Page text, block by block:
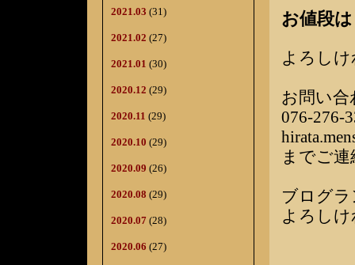
2021.03 (31)
2021.02 (27)
2021.01 (30)
2020.12 (29)
2020.11 (29)
2020.10 (29)
2020.09 (26)
2020.08 (29)
2020.07 (28)
2020.06 (27)
お値段
よろし
お問い合
076-276-
までご
ブログ
よろし